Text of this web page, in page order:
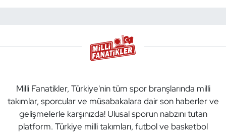
Milli Fanatikler, Türkiye'nin tüm spor branşlarında milli
takımlar, sporcular ve müsabakalara dair son haberler ve
gelişmelerle karşınızda! Ulusal sporun nabzını tutan
platform. Türkiye milli takımları, futbol ve basketbol